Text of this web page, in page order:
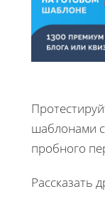
шаблонами
пробного
Рассказать